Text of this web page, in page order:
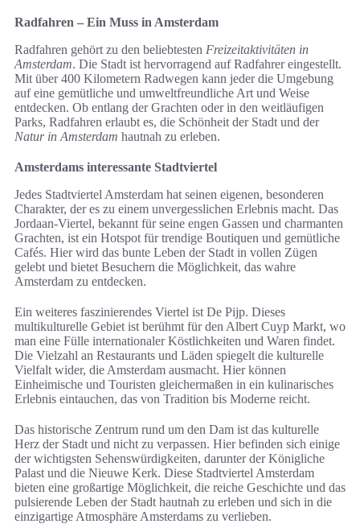
Radfahren – Ein Muss in Amsterdam
Radfahren gehört zu den beliebtesten Freizeitaktivitäten in
Amsterdam. Die Stadt ist hervorragend auf Radfahrer eingestellt.
Mit über 400 Kilometern Radwegen kann jeder die Umgebung
auf eine gemütliche und umweltfreundliche Art und Weise
entdecken. Ob entlang der Grachten oder in den weitläufigen
Parks, Radfahren erlaubt es, die Schönheit der Stadt und der
Natur in Amsterdam hautnah zu erleben.
Amsterdams interessante Stadtviertel
Jedes Stadtviertel Amsterdam hat seinen eigenen, besonderen
Charakter, der es zu einem unvergesslichen Erlebnis macht. Das
Jordaan-Viertel, bekannt für seine engen Gassen und charmanten
Grachten, ist ein Hotspot für trendige Boutiquen und gemütliche
Cafés. Hier wird das bunte Leben der Stadt in vollen Zügen
gelebt und bietet Besuchern die Möglichkeit, das wahre
Amsterdam zu entdecken.
Ein weiteres faszinierendes Viertel ist De Pijp. Dieses
multikulturelle Gebiet ist berühmt für den Albert Cuyp Markt, wo
man eine Fülle internationaler Köstlichkeiten und Waren findet.
Die Vielzahl an Restaurants und Läden spiegelt die kulturelle
Vielfalt wider, die Amsterdam ausmacht. Hier können
Einheimische und Touristen gleichermaßen in ein kulinarisches
Erlebnis eintauchen, das von Tradition bis Moderne reicht.
Das historische Zentrum rund um den Dam ist das kulturelle
Herz der Stadt und nicht zu verpassen. Hier befinden sich einige
der wichtigsten Sehenswürdigkeiten, darunter der Königliche
Palast und die Nieuwe Kerk. Diese Stadtviertel Amsterdam
bieten eine großartige Möglichkeit, die reiche Geschichte und das
pulsierende Leben der Stadt hautnah zu erleben und sich in die
einzigartige Atmosphäre Amsterdams zu verlieben.